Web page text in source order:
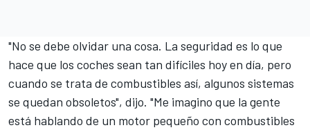
"No se debe olvidar una cosa. La seguridad es lo que
hace que los coches sean tan difíciles hoy en día, pero
cuando se trata de combustibles así, algunos sistemas
se quedan obsoletos", dijo. "Me imagino que la gente
está hablando de un motor pequeño con combustibles